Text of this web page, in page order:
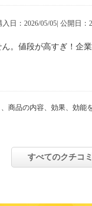
グ等はし
干しする
入日：2026/05/05| 公開日：
。値段が高すぎ！企
商品の内容、効果、効能
すべてのクチコ